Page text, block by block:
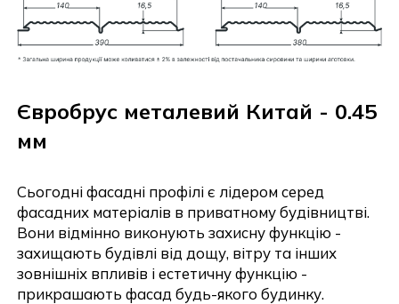
Євробрус металевий Китай - 0.45
мм
Сьогодні фасадні профілі є лідером серед
фасадних матеріалів в приватному будівництві.
Вони відмінно виконують захисну функцію -
захищають будівлі від дощу, вітру та інших
зовнішніх впливів і естетичну функцію -
прикрашають фасад будь-якого будинку.